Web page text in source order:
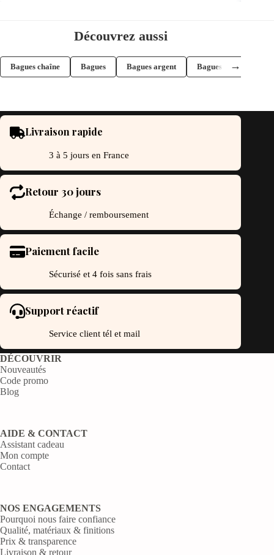
être
choisies
du
Découvrez aussi
Bagues chaîne Bagues Bagues argent Bagues fines
→
Livraison rapide
3 à 5 jours en France
Retour 30 jours
Échange / remboursement
Paiement facile
Sécurisé et 4 fois sans frais
Support réactif
Service client tél et mail
DÉCOUVRIR
Nouveautés
Code promo
Blog
AIDE & CONTACT
Assistant cadeau
Mon compte
Contact
NOS ENGAGEMENTS
Pourquoi nous faire confiance
Qualité, matériaux & finitions
Prix & transparence
Livraison & retour